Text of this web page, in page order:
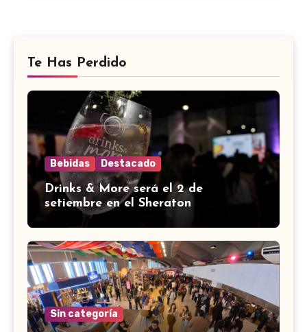
Te Has Perdido
Bebidas Destacado
Drinks & More será el 2 de
setiembre en el Sheraton
Sin categoría